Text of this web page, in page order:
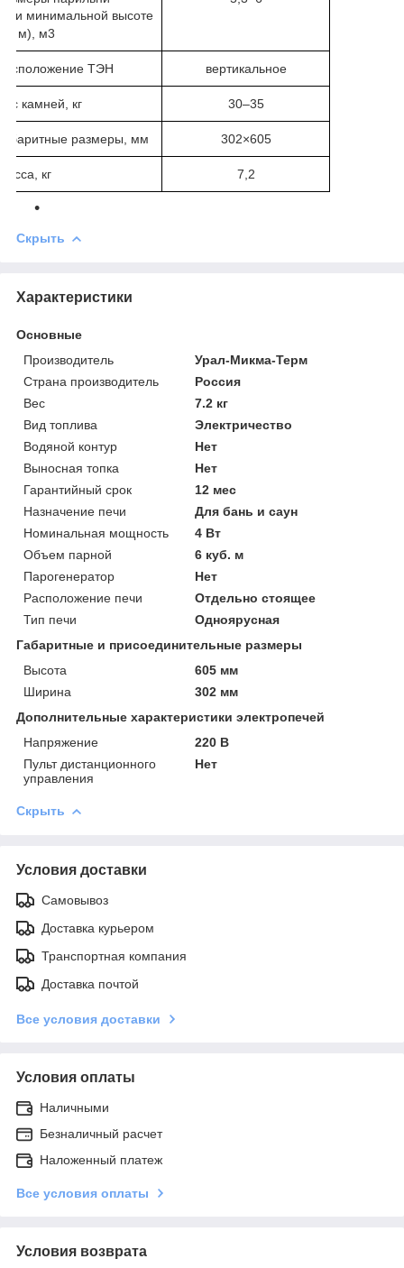
минимальной высоте
м), м3
ТЭН вертикальное
камней, кг 30–35
размеры, мм 302×605
кг 7,2
Скрыть
Характеристики
Основные
Производитель
Урал-Микма-Терм
Страна производитель
Россия
Вес
7.2 кг
Вид топлива
Электричество
Водяной контур
Нет
Выносная топка
Нет
Гарантийный срок
12 мес
Назначение печи
Для бань и саун
Номинальная мощность
4 Вт
Объем парной
6 куб. м
Парогенератор
Нет
Расположение печи
Отдельно стоящее
Тип печи
Одноярусная
Габаритные и присоединительные размеры
Высота
605 мм
Ширина
302 мм
Дополнительные характеристики электропечей
Напряжение
220 В
Пульт дистанционного
управления
Нет
Скрыть
Условия доставки
Самовывоз
Доставка курьером
Транспортная компания
Доставка почтой
Все условия доставки
Условия оплаты
Наличными
Безналичный расчет
Наложенный платеж
Все условия оплаты
Условия возврата